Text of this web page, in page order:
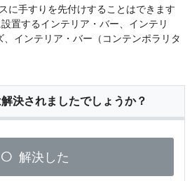
に手すりを先付けすることはできます
置するインテリア・バー、インテリ
、インテリア・バー（コンテンポラリタ
決されましたでしょうか？
解決した